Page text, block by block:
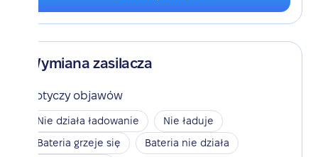
Wymiana zasilacza
Dotyczy objawów
Nie działa ładowanie
Nie ładuje
Bateria grzeje się
Bateria nie działa